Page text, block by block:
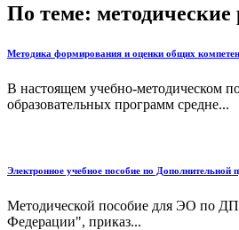
По теме: методические
Методика формирования и оценки общих
В настоящем учебно-методическом
образовательных программ средне...
Электронное учебное пособие по
Методической пособие для ЭО по
Федерации", приказ...